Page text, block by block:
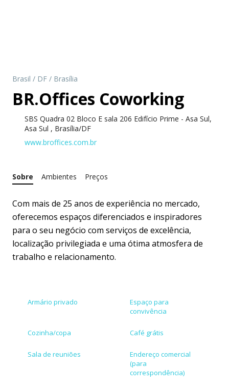
Brasil / DF / Brasília
BR.Offices Coworking
SBS Quadra 02 Bloco E sala 206 Edifício Prime - Asa Sul,
Asa Sul , Brasília/DF
www.broffices.com.br
Sobre Ambientes Preços
Com mais de 25 anos de experiência no mercado,
oferecemos espaços diferenciados e inspiradores
para o seu negócio com serviços de excelência,
localização privilegiada e uma ótima atmosfera de
trabalho e relacionamento.
Armário privado
Espaço para
convivência
Cozinha/copa Café grátis
Sala de reuniões
Endereço comercial
(para
correspondência)